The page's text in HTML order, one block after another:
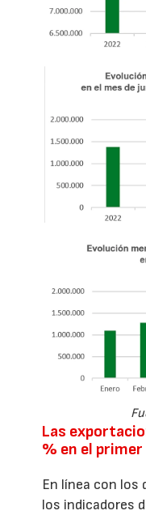
Las
% en el
En línea con
los indicadores